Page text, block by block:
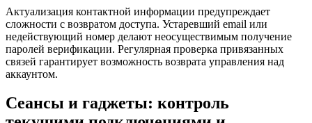
Актуализация контактной информации предупреждает
сложности с возвратом доступа. Устаревший email или
недействующий номер делают неосуществимым получение
паролей верификации. Регулярная проверка привязанных
связей гарантирует возможность возврата управления над
аккаунтом.
Сеансы и гаджеты: контроль